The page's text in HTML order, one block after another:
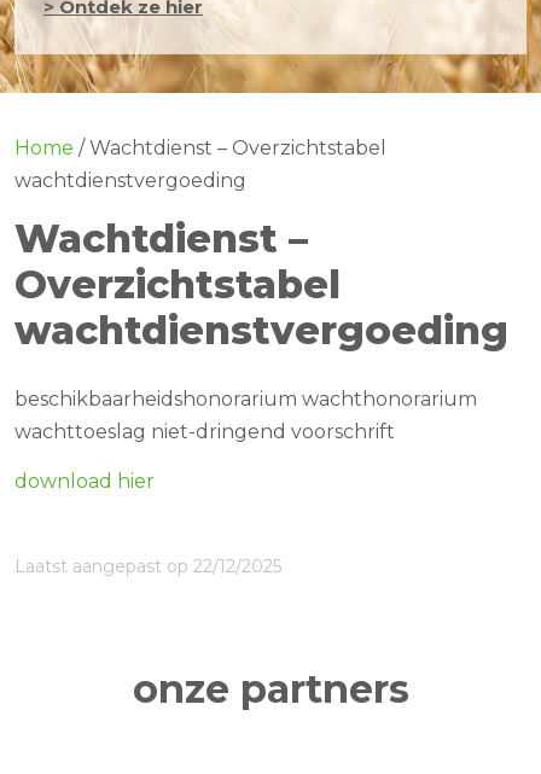
> Ontdek ze hier
Home / Wachtdienst – Overzichtstabel
wachtdienstvergoeding
Wachtdienst –
Overzichtstabel
wachtdienstvergoeding
beschikbaarheidshonorarium wachthonorarium
wachttoeslag niet-dringend voorschrift
download hier
Laatst aangepast op 22/12/2025
onze partners